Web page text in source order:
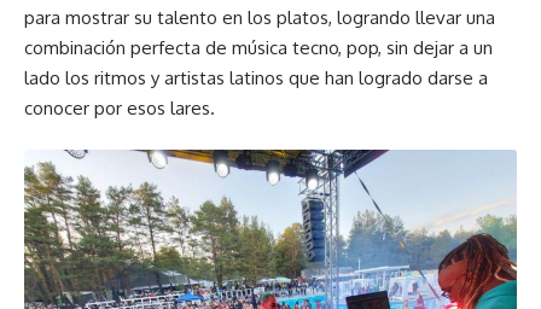
para mostrar su talento en los platos, logrando llevar una
combinación perfecta de música tecno, pop, sin dejar a un
lado los ritmos y artistas latinos que han logrado darse a
conocer por esos lares.